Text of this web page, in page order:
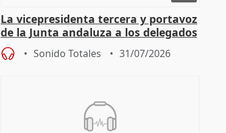
La vicepresidenta tercera y portavoz
de la Junta andaluza a los delegados
territoriales en Málaga
Sonido Totales 31/07/2026